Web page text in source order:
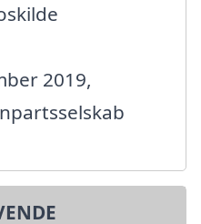
2019,